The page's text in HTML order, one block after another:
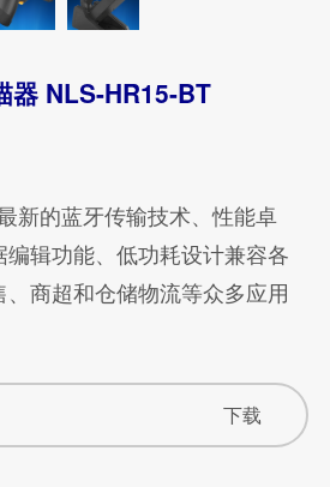
器 NLS-HR15-BT
新的蓝牙传输技术、性能卓
辑功能、低功耗设计兼容各
商超和仓储物流等众多应用
下载